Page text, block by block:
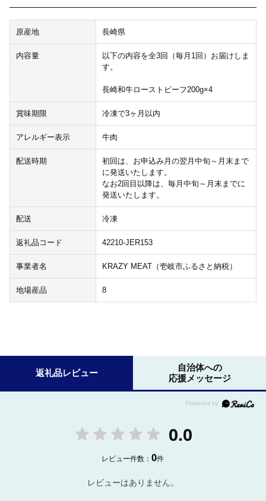
原産地 長崎県
内容量
以下の内容を全3回（毎月1回）お届けしま
す。
長崎和牛ローストビーフ200g×4
賞味期限 冷凍で3ヶ月以内
アレルギー表示 牛肉
配送時期
初回は、お申込み月の翌月中旬～月末まで
に発送いたします。
なお2回目以降は、毎月中旬～月末までに
発送いたします。
配送 冷凍
返礼品コード 42210-JER153
事業者名 KRAZY MEAT（壱岐市ふるさと納税）
地場産品 8
返礼品レビュー
自治体への
応援メッセージ
0.0
レビュー件数：0件
レビューはありません。